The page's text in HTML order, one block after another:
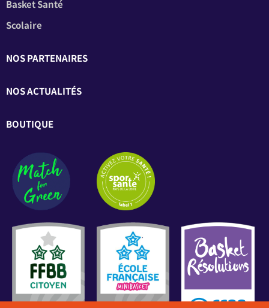
Basket Santé
Scolaire
NOS PARTENAIRES
NOS ACTUALITÉS
BOUTIQUE